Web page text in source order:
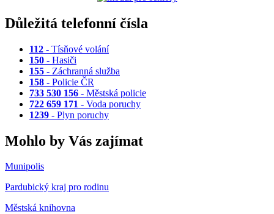
Důležitá telefonní čísla
112 - Tísňové volání
150 - Hasiči
155 - Záchranná služba
158 - Policie ČR
733 530 156 - Městská policie
722 659 171 - Voda poruchy
1239 - Plyn poruchy
Mohlo by Vás zajímat
Munipolis
Pardubický kraj pro rodinu
Městská knihovna